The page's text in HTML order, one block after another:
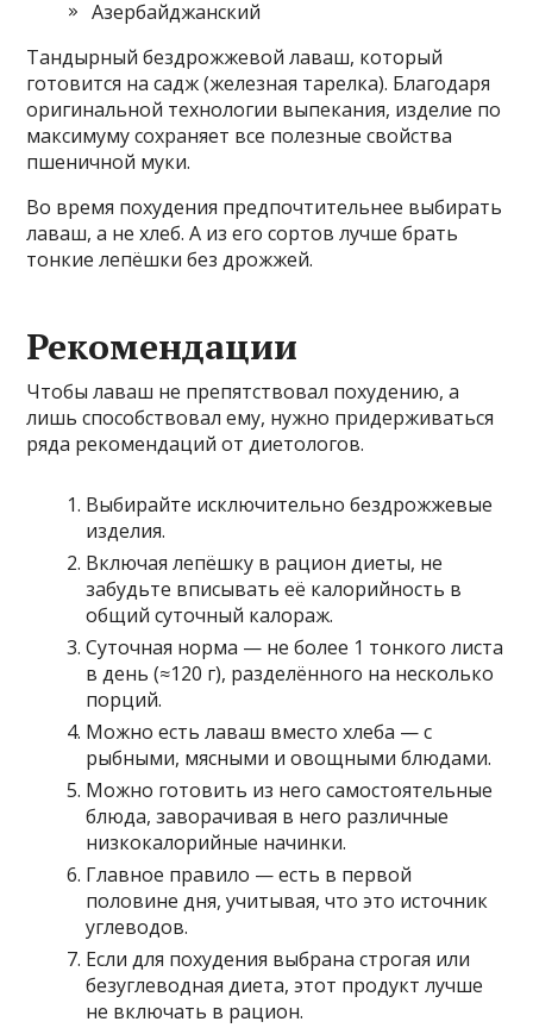
Азербайджанский
Тандырный бездрожжевой лаваш, который
готовится на садж (железная тарелка). Благодаря
оригинальной технологии выпекания, изделие по
максимуму сохраняет все полезные свойства
пшеничной муки.
Во время похудения предпочтительнее выбирать
лаваш, а не хлеб. А из его сортов лучше брать
тонкие лепёшки без дрожжей.
Рекомендации
Чтобы лаваш не препятствовал похудению, а
лишь способствовал ему, нужно придерживаться
ряда рекомендаций от диетологов.
Выбирайте исключительно бездрожжевые
изделия.
Включая лепёшку в рацион диеты, не
забудьте вписывать её калорийность в
общий суточный калораж.
Суточная норма — не более 1 тонкого листа
в день (≈120 г), разделённого на несколько
порций.
Можно есть лаваш вместо хлеба — с
рыбными, мясными и овощными блюдами.
Можно готовить из него самостоятельные
блюда, заворачивая в него различные
низкокалорийные начинки.
Главное правило — есть в первой
половине дня, учитывая, что это источник
углеводов.
Если для похудения выбрана строгая или
безуглеводная диета, этот продукт лучше
не включать в рацион.